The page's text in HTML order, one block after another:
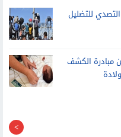
ترتيب الرغبات بعد غلق
للتضليل